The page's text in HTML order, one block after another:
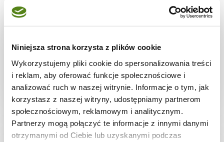
Niniejsza strona korzysta z plików cookie
Wykorzystujemy pliki cookie do spersonalizowania treści
i reklam, aby oferować funkcje społecznościowe i
analizować ruch w naszej witrynie. Informacje o tym, jak
korzystasz z naszej witryny, udostępniamy partnerom
społecznościowym, reklamowym i analitycznym.
Partnerzy mogą połączyć te informacje z innymi danymi
otrzymanymi od Ciebie lub uzyskanymi podczas
30 min. 1907 kcal 5